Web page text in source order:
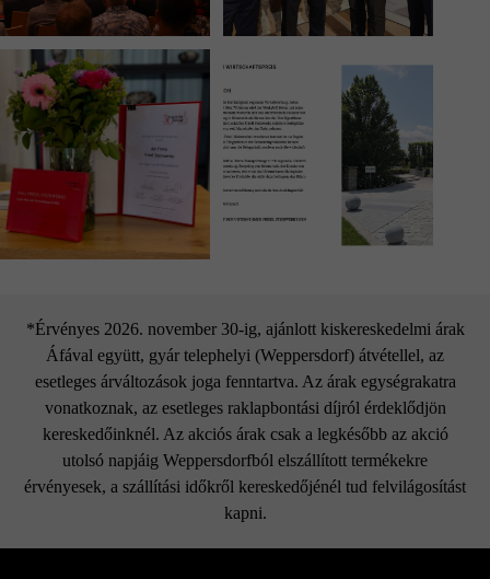
*Érvényes 2026. november 30-ig, ajánlott kiskereskedelmi árak
Áfával együtt, gyár telephelyi (Weppersdorf) átvétellel, az
esetleges árváltozások joga fenntartva. Az árak egységrakatra
vonatkoznak, az esetleges raklapbontási díjról érdeklődjön
kereskedőinknél. Az akciós árak csak a legkésőbb az akció
utolsó napjáig Weppersdorfból elszállított termékekre
érvényesek, a szállítási időkről kereskedőjénél tud felvilágosítást
kapni.